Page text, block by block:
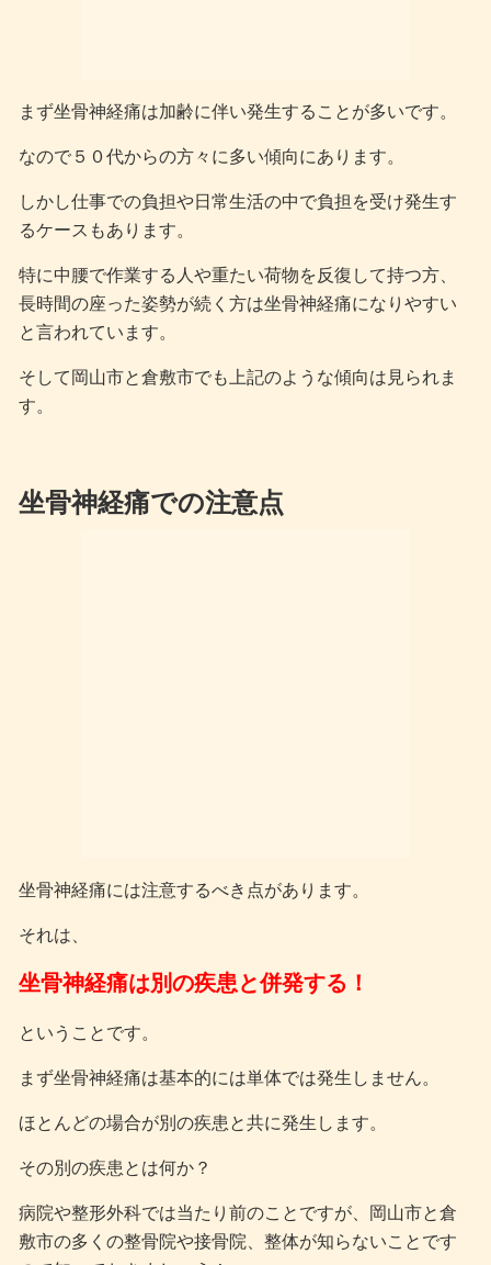
まず坐骨神経痛は加齢に伴い発生することが多いです。
なので５０代からの方々に多い傾向にあります。
しかし仕事での負担や日常生活の中で負担を受け発生す
るケースもあります。
特に中腰で作業する人や重たい荷物を反復して持つ方、
長時間の座った姿勢が続く方は坐骨神経痛になりやすい
と言われています。
そして岡山市と倉敷市でも上記のような傾向は見られま
す。
坐骨神経痛での注意点
坐骨神経痛には注意するべき点があります。
それは、
坐骨神経痛は別の疾患と併発する！
ということです。
まず坐骨神経痛は基本的には単体では発生しません。
ほとんどの場合が別の疾患と共に発生します。
その別の疾患とは何か？
病院や整形外科では当たり前のことですが、岡山市と倉
敷市の多くの整骨院や接骨院、整体が知らないことです